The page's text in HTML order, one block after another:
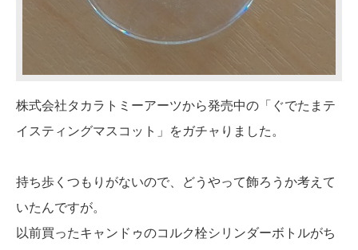
株式会社タカラトミーアーツから発売中の「ぐでたまテ
イスティングマスコット」をガチャりました。
持ち歩くつもりがないので、どうやって飾ろうか考えて
いたんですが。
以前買ったキャンドゥのコルク栓シリンダーボトルがち